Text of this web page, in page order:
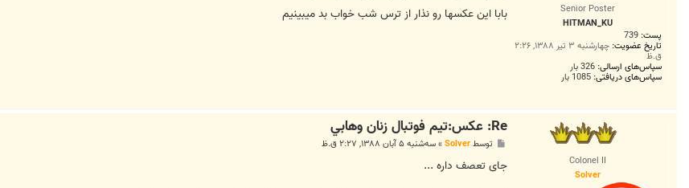
Senior Poster
HITMAN_KU
پست: 739
تاریخ عضویت: چهارشنبه ۳ تیر ۱۳۸۸, ۲:۲۶
ق.ظ
سپاس‌های ارسالی: 326 بار
سپاس‌های دریافتی: 1085 بار
ت
بابا این عکسها رو نذار از ترس شب خواب بد میبینیم
Colonel II
Solver
Re: عكس:تيم فوتبال زنان وهابي
ت
توسطSolver
»سه‌شنبه ۵ آبان ۱۳۸۸, ۲:۲۷ ق.ظ
جای تعصف داره ...